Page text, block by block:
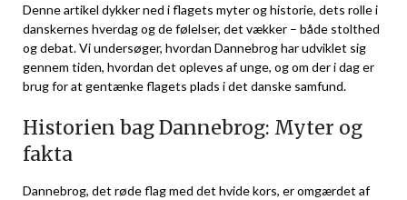
Denne artikel dykker ned i flagets myter og historie, dets rolle i
danskernes hverdag og de følelser, det vækker – både stolthed
og debat. Vi undersøger, hvordan Dannebrog har udviklet sig
gennem tiden, hvordan det opleves af unge, og om der i dag er
brug for at gentænke flagets plads i det danske samfund.
Historien bag Dannebrog: Myter og
fakta
Dannebrog, det røde flag med det hvide kors, er omgærdet af